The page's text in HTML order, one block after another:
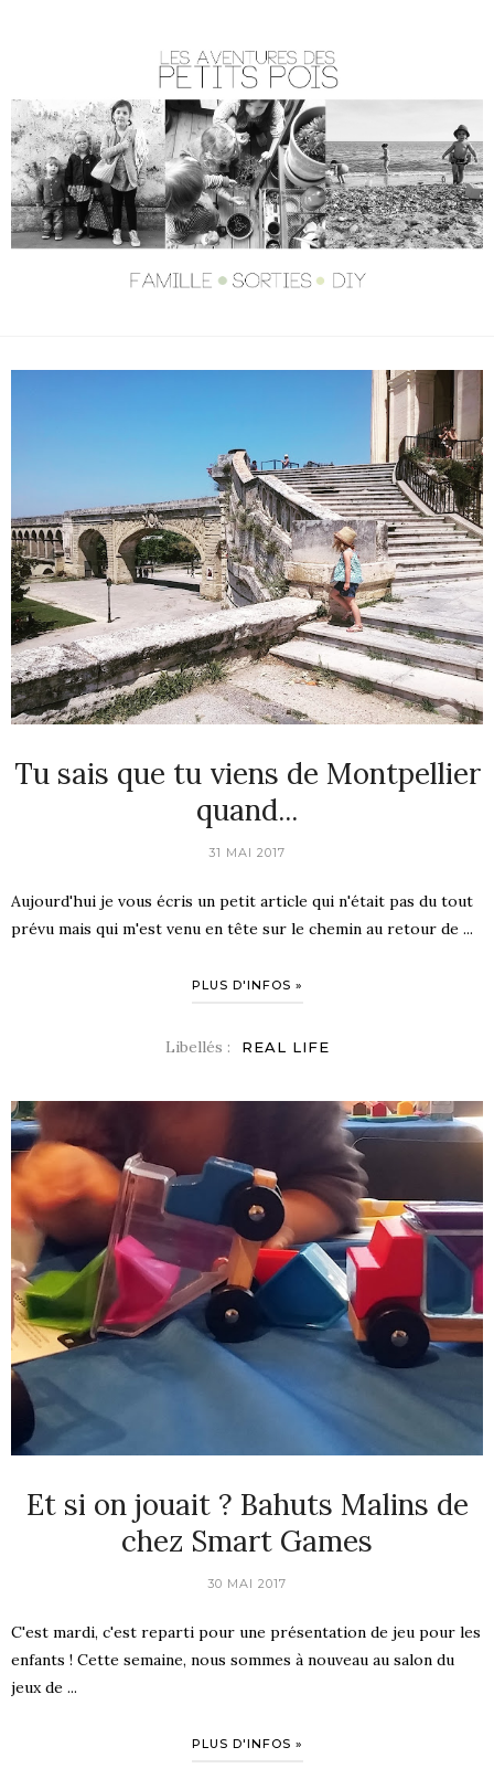
Tu sais que tu viens de Montpellier
quand...
31 MAI 2017
Aujourd'hui je vous écris un petit article qui n'était pas du tout
prévu mais qui m'est venu en tête sur le chemin au retour de ...
PLUS D'INFOS »
Libellés : REAL LIFE
Et si on jouait ? Bahuts Malins de
chez Smart Games
30 MAI 2017
C'est mardi, c'est reparti pour une présentation de jeu pour les
enfants ! Cette semaine, nous sommes à nouveau au salon du
jeux de ...
PLUS D'INFOS »